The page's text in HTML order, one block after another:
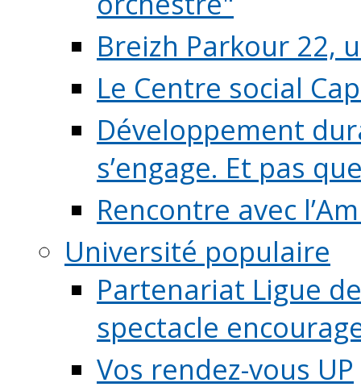
Breizh Parkour 22,
Le Centre social
Développement
s’engage. Et pas
Rencontre avec
Université populaire
Partenariat Ligue
spectacle
Vos rendez-vous UP